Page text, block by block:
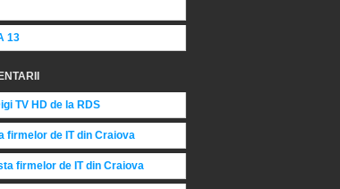
13
TV HD de la RDS
firmelor de IT din Craiova
firmelor de IT din Craiova